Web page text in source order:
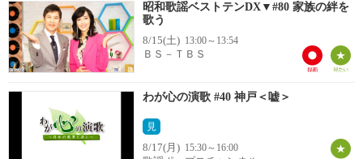
昭和歌謡ベストテンDX▼#80 家族の絆を
歌う
8/15(土) 13:00～13:54
ＢＳ－ＴＢＳ
わが心の演歌 #40 神戸＜嘘＞
見
8/17(月) 15:30～16:00